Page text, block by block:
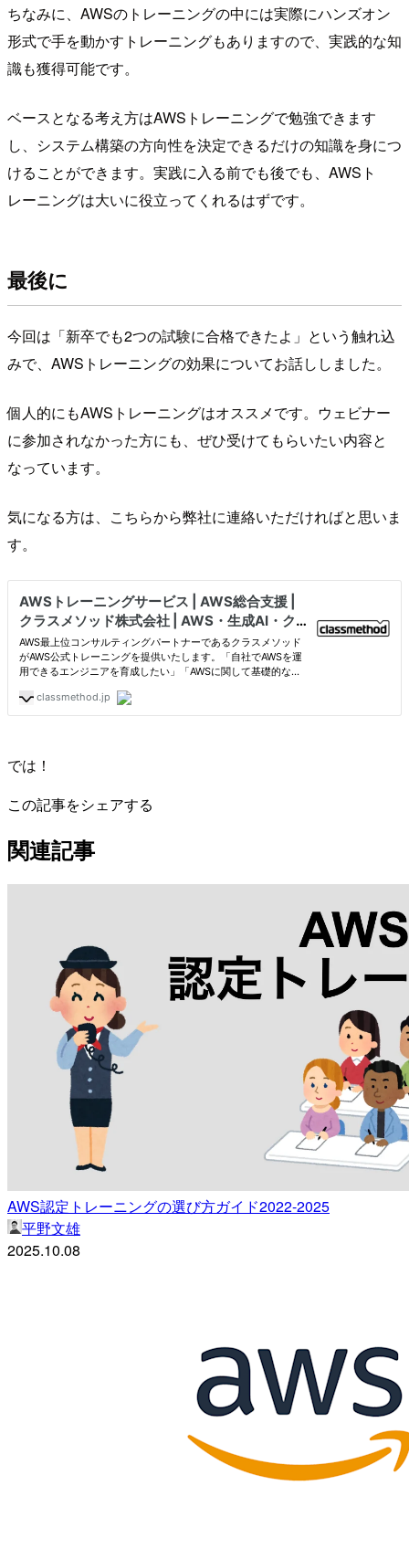
ちなみに、AWSのトレーニングの中には実際にハンズオン
形式で手を動かすトレーニングもありますので、実践的な知
識も獲得可能です。
ベースとなる考え方はAWSトレーニングで勉強できます
し、システム構築の方向性を決定できるだけの知識を身につ
けることができます。実践に入る前でも後でも、AWSト
レーニングは大いに役立ってくれるはずです。
最後に
今回は「新卒でも2つの試験に合格できたよ」という触れ込
みで、AWSトレーニングの効果についてお話ししました。
個人的にもAWSトレーニングはオススメです。ウェビナー
に参加されなかった方にも、ぜひ受けてもらいたい内容と
なっています。
気になる方は、こちらから弊社に連絡いただければと思いま
す。
では！
この記事をシェアする
関連記事
AWS認定トレーニングの選び方ガイド2022-2025
平野文雄
2025.10.08